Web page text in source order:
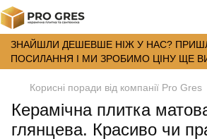
ЗНАЙШЛИ ДЕШЕВШЕ НІЖ У НАС?
ПОСИЛАННЯ І МИ ЗРОБИМО ЦІНУ ЩЕ
Корисні поради від компанії Pro Gres
Керамічна плитка
глянцева. Красиво чи